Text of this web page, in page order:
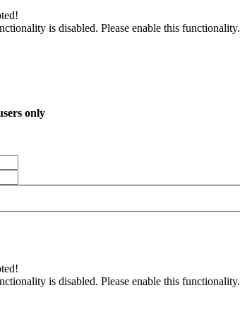
is disabled. Please enable this functionality.
only
is disabled. Please enable this functionality.